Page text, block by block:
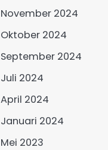
November 2024
Oktober 2024
September 2024
Juli 2024
April 2024
Januari 2024
Mei 2023